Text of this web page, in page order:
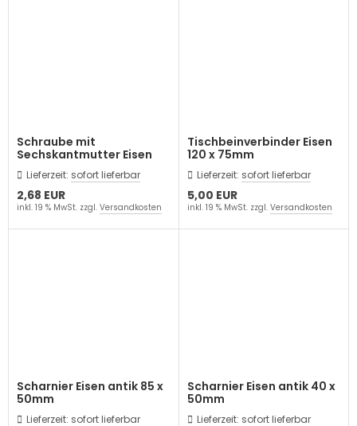
Schraube mit
Sechskantmutter Eisen
Lieferzeit: sofort lieferbar
2,68 EUR
inkl. 19 % MwSt. zzgl. Versandkosten
Tischbeinverbinder Eisen
120 x 75mm
Lieferzeit: sofort lieferbar
5,00 EUR
inkl. 19 % MwSt. zzgl. Versandkosten
Scharnier Eisen antik 85 x
50mm
Lieferzeit: sofort lieferbar
Scharnier Eisen antik 40 x
50mm
Lieferzeit: sofort lieferbar